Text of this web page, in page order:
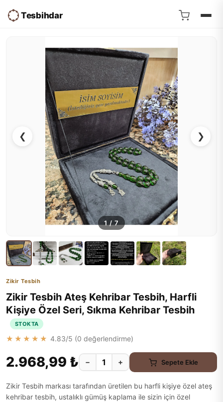
Tesbihdar
❮ ❯
1 / 7
Zikir Tesbih
Zikir Tesbih Ateş Kehribar Tesbih, Harfli
Kişiye Özel Seri, Sıkma Kehribar Tesbih
STOKTA
★★★★★ 4.83/5 (0 değerlendirme)
2.968,99 ₺ − + Sepete Ekle
Zikir Tesbih markası tarafından üretilen bu harfli kişiye özel ateş
kehribar tesbih, ustalıklı gümüş kaplama ile sizin için özel